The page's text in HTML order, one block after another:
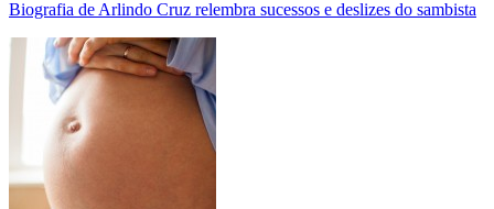
Biografia de Arlindo Cruz relembra sucessos e deslizes do sambista